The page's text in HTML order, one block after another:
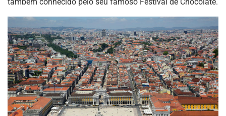
também conhecido pelo seu famoso Festival de Chocolate.